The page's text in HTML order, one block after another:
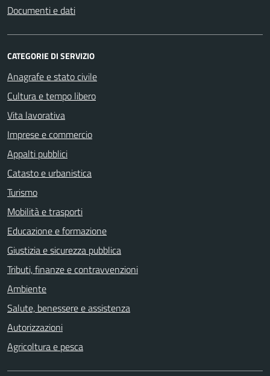
Documenti e dati
CATEGORIE DI SERVIZIO
Anagrafe e stato civile
Cultura e tempo libero
Vita lavorativa
Imprese e commercio
Appalti pubblici
Catasto e urbanistica
Turismo
Mobilità e trasporti
Educazione e formazione
Giustizia e sicurezza pubblica
Tributi, finanze e contravvenzioni
Ambiente
Salute, benessere e assistenza
Autorizzazioni
Agricoltura e pesca